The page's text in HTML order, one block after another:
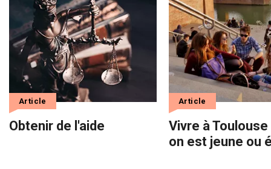
Obtenir de l'aide
Article
Vivre à Toulouse
on est jeune ou
Article